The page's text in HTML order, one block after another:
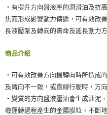
【注意事項】
易，需依本服務之必要範圍內提供
權轉讓予恩沛科技股份有限公司。
https://aftee.tw/terms/#terms3
３．未成年的使用者請事先徵得法
任。
４．使用「AFTEE先享後付」時，
請求用戶進行身份認證。
５．嚴禁一人註冊多個帳號或使用
‧有提升方向盤液壓的潤滑油及抗
焦而形成影響動力傳遞，可有效改
長液壓泵及轉向的壽命及延長動力
商品介紹
‧可有效改善方向機轉向時所造成
及轉向不一致，或直線行駛時，方
‧變質的方向盤液壓油會生成油泥
機運轉過程產生的金屬膜粒、不斷